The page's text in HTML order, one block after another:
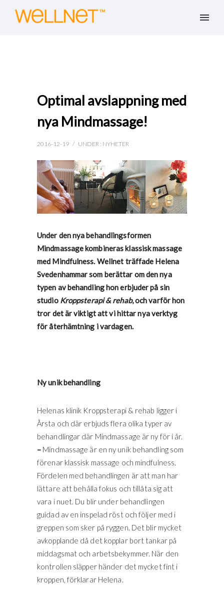
Optimal avslappning med
nya Mindmassage!
2016-12-19 / UNDER : NYHETER
Under den nya behandlingsformen
Mindmassage kombineras klassisk massage
med Mindfulness. Wellnet träffade Helena
Svedenhammar som berättar om den nya
typen av behandling hon erbjuder på sin
studio Kroppsterapi & rehab, och varför hon
tror det är viktigt att vi hittar nya verktyg
för återhämtning i vardagen.
Ny unik behandling
Helenas klinik Kroppsterapi & rehab ligger i
Årsta och där erbjuds flera olika typer av
behandlingar där Mindmassage är ny för i år.
– Mindmassage är en ny unik behandling som
förenar klassisk massage och mindfulness.
Fördelen med behandlingen är att man har
lättare att behålla fokus och tillåta sig att
vara i nuet. Du blir under behandlingen
guidad av en inspelad röst och följer med i
greppen som sker på ryggen. Det blir mycket
avkopplande då det kopplar bort tankar på
middagsmat och arbetsbekymmer. När den
kontrollen släpper händer det mycket fint i
kroppen, förklarar Helena.